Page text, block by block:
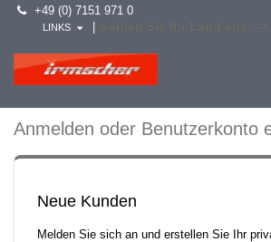
+49 (0) 7151 971 0
LINKS
Anmelden oder Benutzerkonto
Neue Kunden
Melden Sie sich an und erstellen Sie Ihr